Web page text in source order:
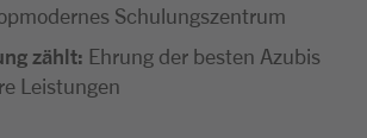
Schulungszentrum
zählt: Ehrung der besten Azubis
Leistungen